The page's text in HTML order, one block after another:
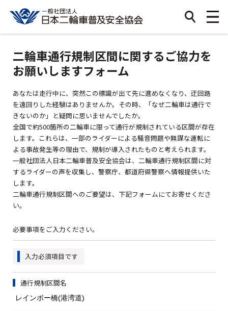
二輪車通行規制区間に関するご協力を
お願いしますフォーム
あなたは走行中に、突然この標識が出て先に進めなくなり、迂回路
を遠回りした経験はありませんか。その時、「なぜ二輪車は通行で
きないのか」と疑問に思いませんでしたか。
全国で約500箇所の二輪車に限って通行が規制されている区間が存在
します。これらは、一部のライダーによる騒音問題や無謀な運転に
よる事故発生等の理由で、規制が導入されたものと考えられます。
一般社団法人日本二輪車普及安全協会は、二輪車通行規制区間に対
するライダーの声を収集し、警察庁、都道府県警察へ情報提供いた
します。
二輪車通行規制区間へのご要望は、下記フォームにてお寄せくださ
い。
必要事項をご入力ください。
入力必須項目です
通行規制区間名